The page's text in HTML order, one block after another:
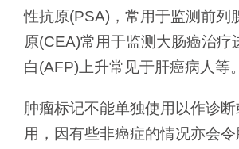
性抗原(PSA)，常用于监测前列
原(CEA)常用于监测大肠癌治疗
白(AFP)上升常见于肝癌病人等。
肿瘤标记不能单独使用以作诊
用，因有些非癌症的情况亦会